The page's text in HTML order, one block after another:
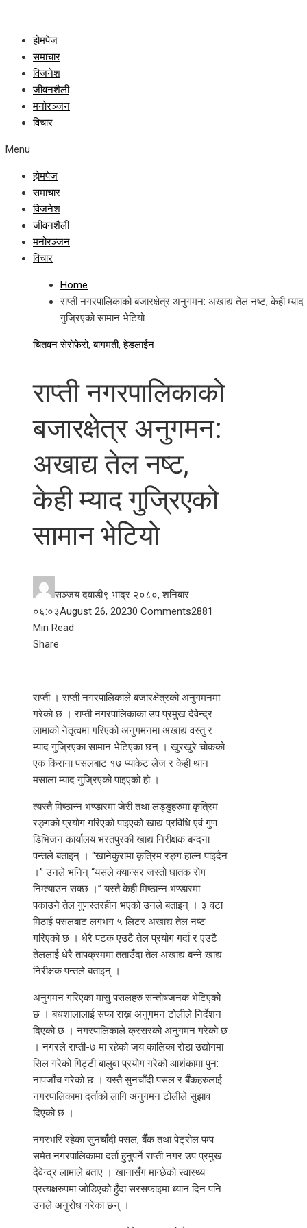
होमपेज
समाचार
विजनेश
जीवनशैली
मनोरञ्जन
विचार
Menu
होमपेज
समाचार
विजनेश
जीवनशैली
मनोरञ्जन
विचार
Home
राप्ती नगरपालिकाको बजारक्षेत्र अनुगमन: अखाद्य तेल नष्ट, केही म्याद
गुज्रिएको सामान भेटियो
चितवन सेरोफेरो,बागमती,हेडलाईन
राप्ती नगरपालिकाको
बजारक्षेत्र अनुगमन:
अखाद्य तेल नष्ट,
केही म्याद गुज्रिएको
सामान भेटियो
सञ्जय दवाडी९ भाद्र २०८०, शनिबार
०६:०३August 26, 20230 Comments2881
Min Read
Facebook
Twitter
LinkedIn
Pinterest
Stumbleupon
Email
Share
राप्ती । राप्ती नगरपालिकाले बजारक्षेत्रको अनुगमनमा
गरेको छ । राप्ती नगरपालिकाका उप प्रमुख देवेन्द्र
लामाको नेतृत्वमा गरिएको अनुगमनमा अखाद्य वस्तु र
म्याद गुज्रिएका सामान भेटिएका छन् । खुरखुरे चोकको
एक किराना पसलबाट १७ प्याकेट लेज र केही थान
मसाला म्याद गुज्रिएको पाइएको हो ।
त्यस्तै मिष्ठान्न भण्डारमा जेरी तथा लड्डुहरुमा कृत्रिम
रङ्गको प्रयोग गरिएको पाइएको खाद्य प्रविधि एवं गुण
डिभिजन कार्यालय भरतपुरकी खाद्य निरीक्षक बन्दना
पन्तले बताइन् । “खानेकुरामा कृत्रिम रङ्ग हाल्न पाइदैन
।” उनले भनिन् “यसले क्यान्सर जस्तो घातक रोग
निम्त्याउन सक्छ ।” यस्तै केही मिष्ठान्न भण्डारमा
पकाउने तेल गुणस्तरहीन भएको उनले बताइन् । ३ वटा
मिठाई पसलबाट लगभग ५ लिटर अखाद्य तेल नष्ट
गरिएको छ । धेरै पटक एउटै तेल प्रयोग गर्दा र एउटै
तेललाई धेरै तापक्रममा तताउँदा तेल अखाद्य बन्ने खाद्य
निरीक्षक पन्तले बताइन् ।
अनुगमन गरिएका मासु पसलहरु सन्तोषजनक भेटिएको
छ । बधशालालाई सफा राख्न अनुगमन टोलीले निर्देशन
दिएको छ । नगरपालिकाले क्रसरको अनुगमन गरेको छ
। नगरले राप्ती-७ मा रहेको जय कालिका रोडा उद्योगमा
सिल गरेको गिट्टी बालुवा प्रयोग गरेको आशंकामा पुन:
नापजाँच गरेको छ । यस्तै सुनचाँदी पसल र बैँकहरुलाई
नगरपालिकामा दर्ताको लागि अनुगमन टोलीले सुझाव
दिएको छ ।
नगरभरि रहेका सुनचाँदी पसल, बैँक तथा पेट्रोल पम्प
समेत नगरपालिकामा दर्ता हुनुपर्ने राप्ती नगर उप प्रमुख
देवेन्द्र लामाले बताए । खानासँग मान्छेको स्वास्थ्य
प्रत्यक्षरुपमा जोडिएको हुँदा सरसफाइमा ध्यान दिन पनि
उनले अनुरोध गरेका छन् ।